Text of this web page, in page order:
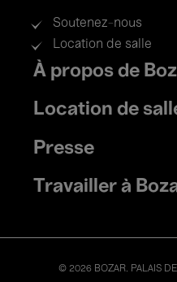
Soutenez-nous
Location de salle
Footer
menu
À propos de
Location de
Presse
Travailler à
© 2026 BOZAR. PALAIS